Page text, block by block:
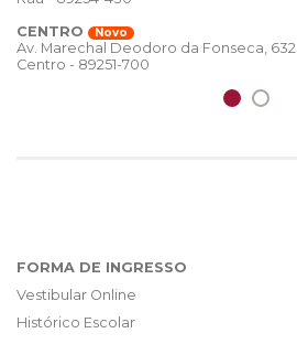
CENTRO
Novo
Av. Marechal Deodoro da Fonseca, 632
Centro - 89251-700
FORMA DE INGRESSO
Vestibular Online
Histórico Escolar